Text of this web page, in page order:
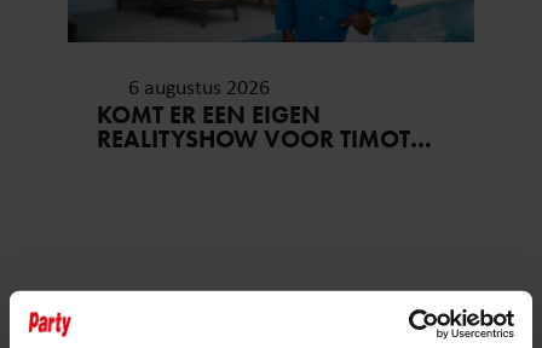
6 augustus 2026
KOMT ER EEN EIGEN
REALITYSHOW VOOR TIMOTHY